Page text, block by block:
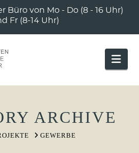
Büro von Mo - Do (8 - 16 Uhr)
Fr (8-14 Uhr)
ARCHIVE
GEWERBE